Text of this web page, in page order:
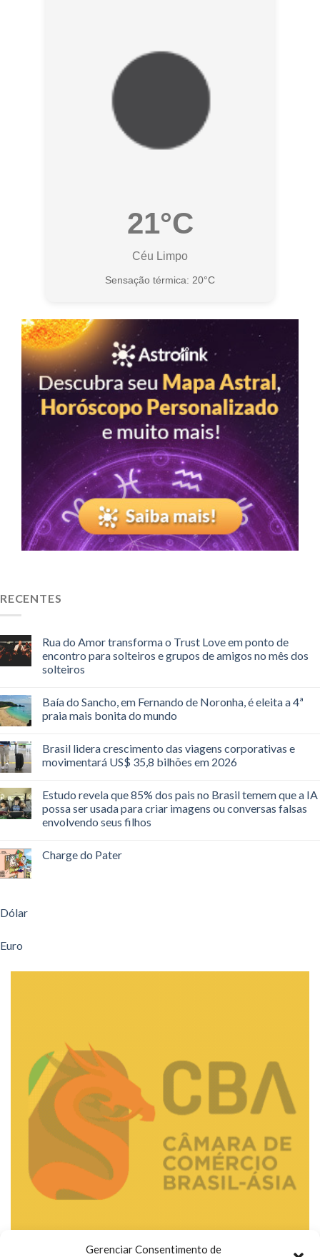
Gerenciar Consentimento de
21°C
Céu Limpo
Sensação térmica: 20°C
RECENTES
Rua do Amor transforma o Trust Love em ponto de
encontro para solteiros e grupos de amigos no mês dos
solteiros
Baía do Sancho, em Fernando de Noronha, é eleita a 4ª
praia mais bonita do mundo
Brasil lidera crescimento das viagens corporativas e
movimentará US$ 35,8 bilhões em 2026
Estudo revela que 85% dos pais no Brasil temem que a IA
possa ser usada para criar imagens ou conversas falsas
envolvendo seus filhos
Charge do Pater
Dólar
Euro